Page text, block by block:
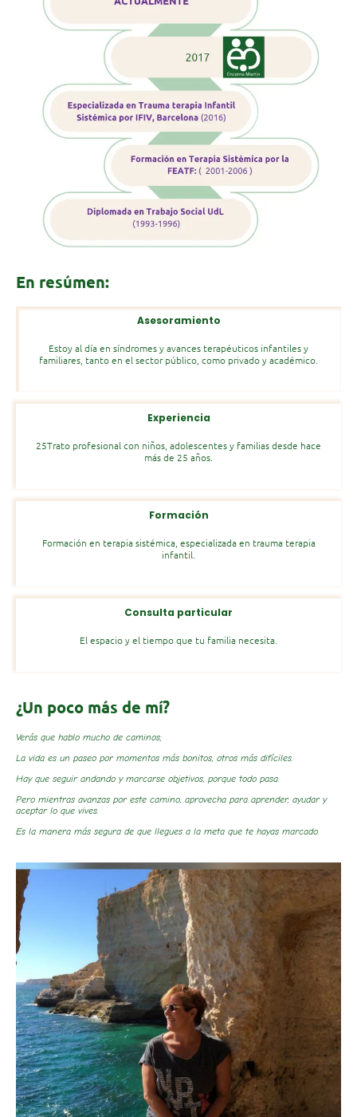
En resúmen:
Asesoramiento
Estoy al día en síndromes y avances terapéuticos infantiles y
familiares, tanto en el sector público, como privado y académico.
Experiencia
25Trato profesional con niños, adolescentes y familias desde hace
más de 25 años.
Formación
Formación en terapia sistémica, especializada en trauma terapia
infantil.
Consulta particular
El espacio y el tiempo que tu familia necesita.
¿Un poco más de mí?
Verás que hablo mucho de caminos;
La vida es un paseo por momentos más bonitos, otros más difíciles.
Hay que seguir andando y marcarse objetivos, porque todo pasa.
Pero mientras avanzas por este camino, aprovecha para aprender, ayudar y
aceptar lo que vives.
Es la manera más segura de que llegues a la meta que te hayas marcado.